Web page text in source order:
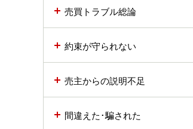
売買トラブル総論
約束が守られない
売主からの説明不足
間違えた･騙された